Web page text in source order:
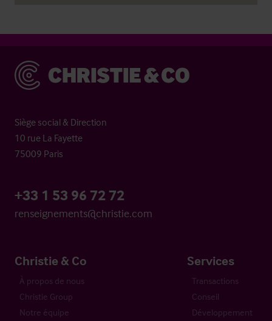
Christie & Co
Siège social & Direction
10 rue La Fayette
75009 Paris
+33 1 53 96 72 72
renseignements@christie.com
Christie & Co
À propos de nous
Christie Group
Notre équipe
Services
Transactions
Conseil
Développement